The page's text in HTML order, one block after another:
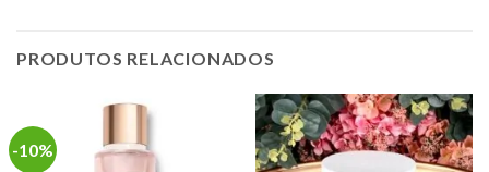
PRODUTOS RELACIONADOS
-10%